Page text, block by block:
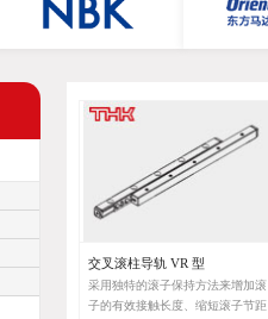
交叉滚柱导轨 VR 型
采用独特的滚子保持方法来增加滚
子的有效接触长度、缩短滚子节距